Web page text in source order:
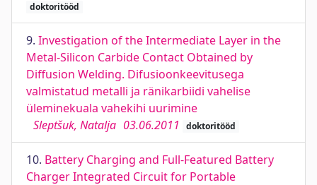
doktoritööd
9. Investigation of the Intermediate Layer in the
Metal-Silicon Carbide Contact Obtained by
Diffusion Welding. Difusioonkeevitusega
valmistatud metalli ja ränikarbiidi vahelise
üleminekuala vahekihi uurimine
Sleptšuk, Natalja 03.06.2011 doktoritööd
10. Battery Charging and Full-Featured Battery
Charger Integrated Circuit for Portable